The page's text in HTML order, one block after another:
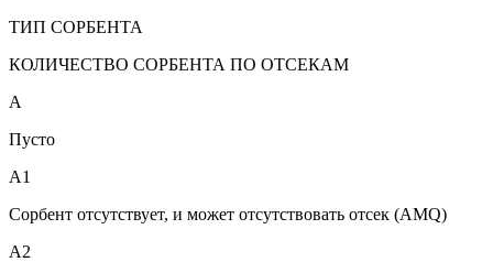
ТИП СОРБЕНТА
КОЛИЧЕСТВО СОРБЕНТА ПО ОТСЕКАМ
A
Пусто
A1
Сорбент отсутствует, и может отсутствовать отсек (AMQ)
A2